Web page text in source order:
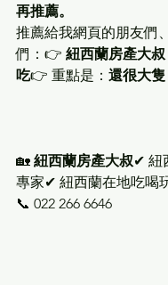
再推薦。
推薦給我網頁的朋友們
們：👉 紐西蘭房產大
吃👉 重點是： 還很大隻
🏡 紐西蘭房產大叔✔ 紐
專家✔ 紐西蘭在地吃喝
📞 022 266 6646